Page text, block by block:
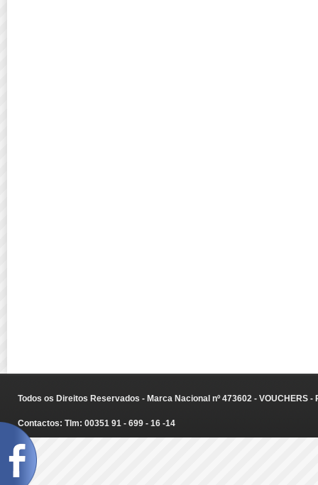
Todos os Direitos Reservados - Marca Nacional nº 473602 - VOUCHERS
Contactos: Tlm: 00351 91 - 699 - 16 -14